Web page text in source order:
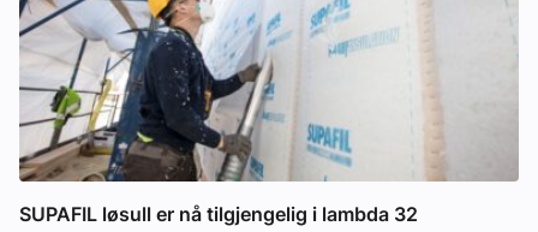
SUPAFIL løsull er nå tilgjengelig i lambda 32